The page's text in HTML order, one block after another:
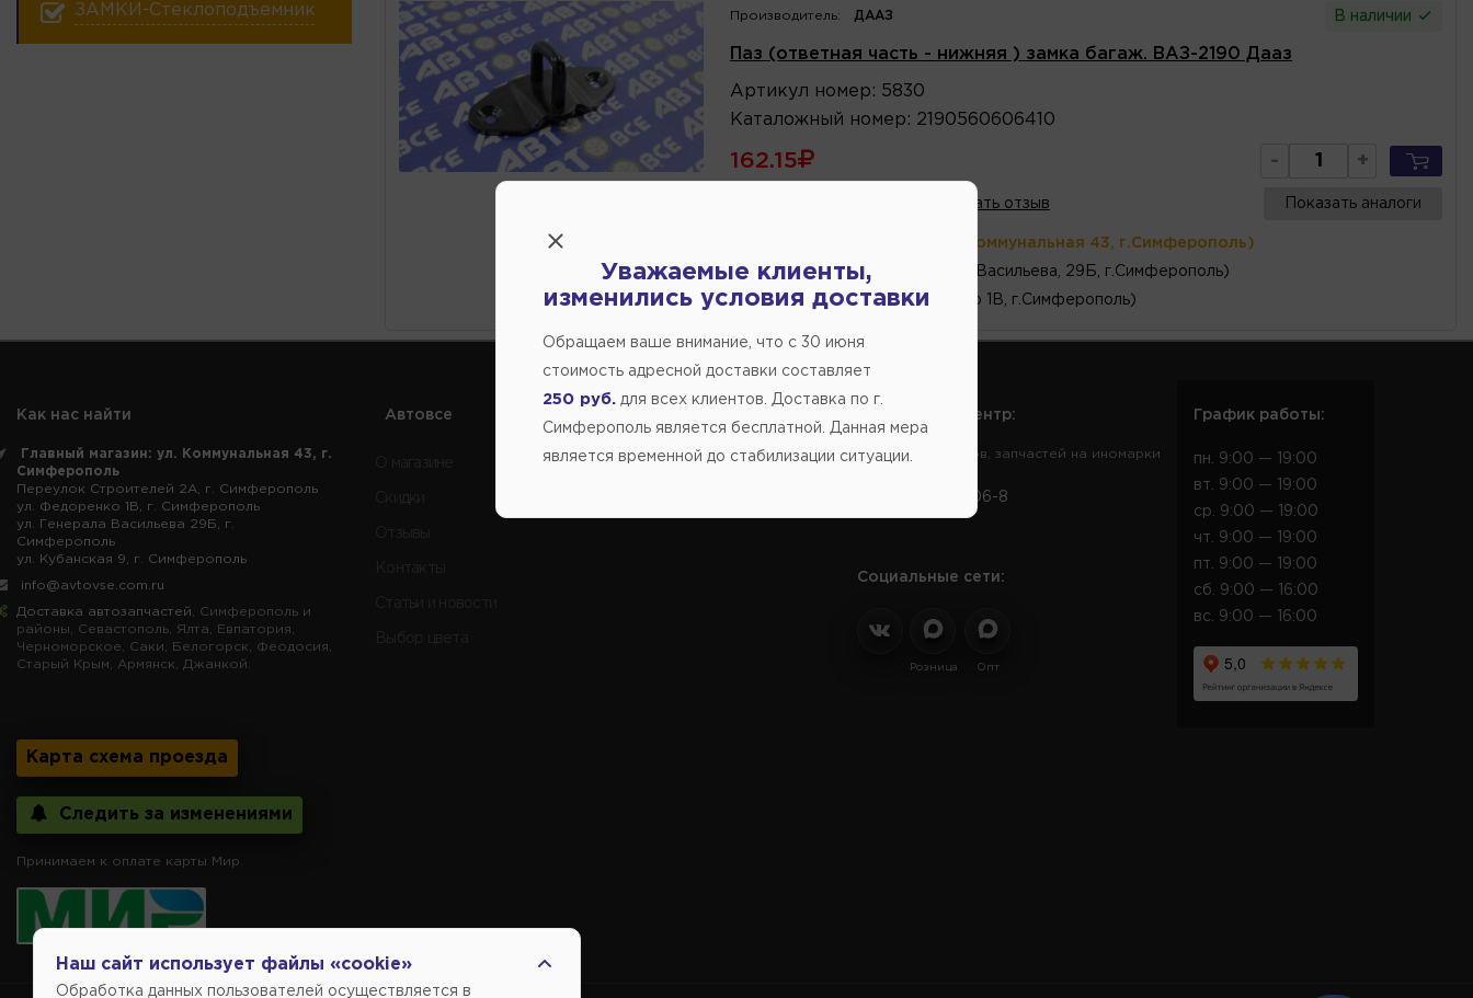
ЗАМКИ-Стеклоподъемники Производитель: ДААЗ В наличии
Паз (ответная часть - нижняя ) замка багаж. ВАЗ-2190 Дааз
Артикул номер : 5830
Каталожный номер : 2190560606410
162.15 - +
Написать отзыв Показать аналоги
(ул.Коммунальная 43, г.Симферополь)
1 шт. (ул. Генерала Васильева, 29Б, г.Симферополь)
1 шт. (ул.Федоренко 1В, г.Симферополь)
Как нас найти
Главный магазин: ул. Коммунальная 43, г.
Симферополь
Переулок Строителей 2А, г. Симферополь
ул. Федоренко 1В, г. Симферополь
ул. Генерала Васильева 29Б, г.
Симферополь
ул. Кубанская 9, г. Симферополь
info@avtovse.com.ru
Доставка автозапчастей , Симферополь и
районы, Севастополь, Ялта, Евпатория,
Черноморское, Саки, Белогорск, Феодосия,
Старый Крым, Армянск, Джанкой.
Карта схема проезда
Следить за изменениями
Принимаем к оплате карты Мир.
Автовсе
Продажа запчастей на отечественные авто
Справочный центр:
Заказ шин, дисков, запчастей на иномарки
+7(978) 206-206-8
Социальные сети:
Розница Опт
График работы:
пн. 9:00 — 19:00
вт. 9:00 — 19:00
ср. 9:00 — 19:00
чт. 9:00 — 19:00
пт. 9:00 — 19:00
сб. 9:00 — 16:00
вс. 9:00 — 16:00
Наш сайт использует файлы «cookie»
Обработка данных пользователей осуществляется в
Уважаемые клиенты,
изменились условия доставки
Обращаем ваше внимание, что c 30 июня
стоимость адресной доставки составляет
250 руб. для всех клиентов. Доставка по г.
Симферополь является бесплатной. Данная мера
является временной до стабилизации ситуации.